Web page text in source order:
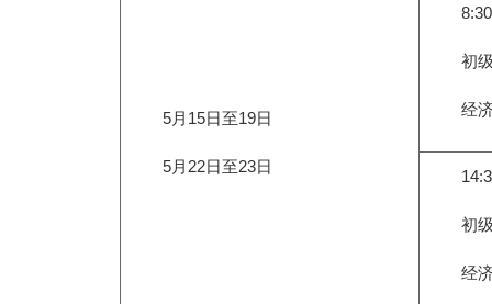
5月15日至19日
5月22日至23日
8:30
初级
经济
14:30
初级
经济